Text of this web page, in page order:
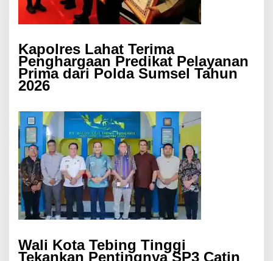
Kapolres Lahat Terima
Penghargaan Predikat Pelayanan
Prima dari Polda Sumsel Tahun
2026
Wali Kota Tebing Tinggi
Tekankan Pentingnya SP3 Catin